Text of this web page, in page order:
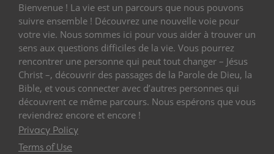
Bienvenue ! La vie est un parcours que nous pouvons
suivre ensemble ! Découvrez une nouvelle voie pour
votre vie. Nous sommes ici pour vous aider à trouver un
sens aux questions difficiles de la vie. Vous pourrez
rencontrer une personne qui peut tout changer – Jésus
Christ –, découvrir des passages de la Parole de Dieu, la
Bible, et vous connecter avec d’autres personnes qui
découvrent ce même parcours. Nous espérons que vous
reviendrez encore et encore !
Privacy Policy
Terms of Use